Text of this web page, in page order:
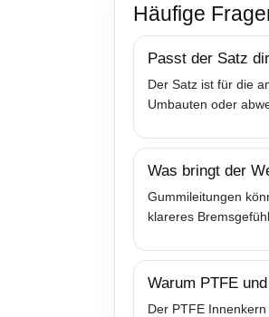
Häufige
Passt der Satz
Der Satz ist für die
Umbauten oder
Was bringt der
Gummileitungen
klareres Bremsgefühl.
Warum PTFE
Der PTFE